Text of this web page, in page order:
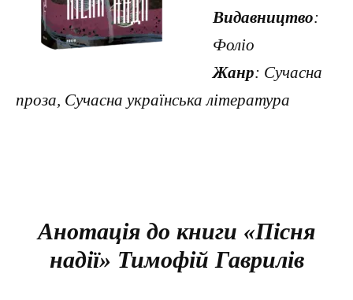
Видавництво:
Фоліо
Жанр: Сучасна
проза, Сучасна українська література
Анотація до книги «Пісня
надії» Тимофій Гаврилів